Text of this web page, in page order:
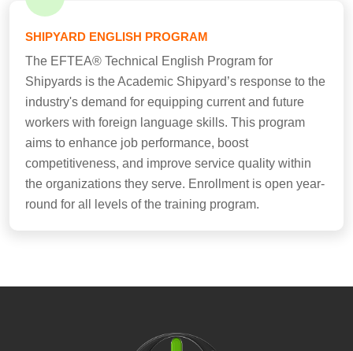
SHIPYARD ENGLISH PROGRAM
The EFTEA® Technical English Program for
Shipyards is the Academic Shipyard’s response to the
industry's demand for equipping current and future
workers with foreign language skills. This program
aims to enhance job performance, boost
competitiveness, and improve service quality within
the organizations they serve. Enrollment is open year-
round for all levels of the training program.